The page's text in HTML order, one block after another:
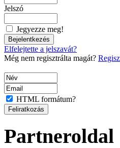
Jelszó
Jegyezze meg!
Elfelejtette a jelszavát?
Még nem regisztrálta magát?
HTML formátum?
Partneroldal